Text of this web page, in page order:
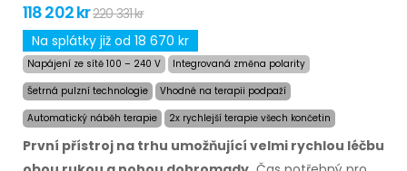
118 202 kr220 331 kr
Na splátky již od 18 670 kr
Napájení ze sítě 100 – 240 V
Integrovaná změna polarity
Šetrná pulzní technologie
Vhodné na terapii podpaží
Automatický náběh terapie
2x rychlejší terapie všech končetin
První přístroj na trhu umožňující velmi rychlou léčbu